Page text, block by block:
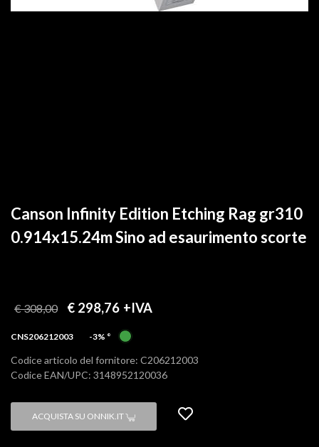
Canson Infinity Edition Etching Rag gr310
0.914x15.24m Sino ad esaurimento scorte
€ 308,00 € 298,76 +IVA
CNS206212003 -3% °
Codice articolo del fornitore: C206212003
Codice EAN/UPC: 3148952120036
ACQUISTA SU ONNIK.IT